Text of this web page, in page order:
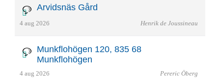
Arvidsnäs Gård
4 aug 2026 Henrik de Joussineau
Munkflohögen 120, 835 68
Munkflohögen
4 aug 2026 Pereric Öberg